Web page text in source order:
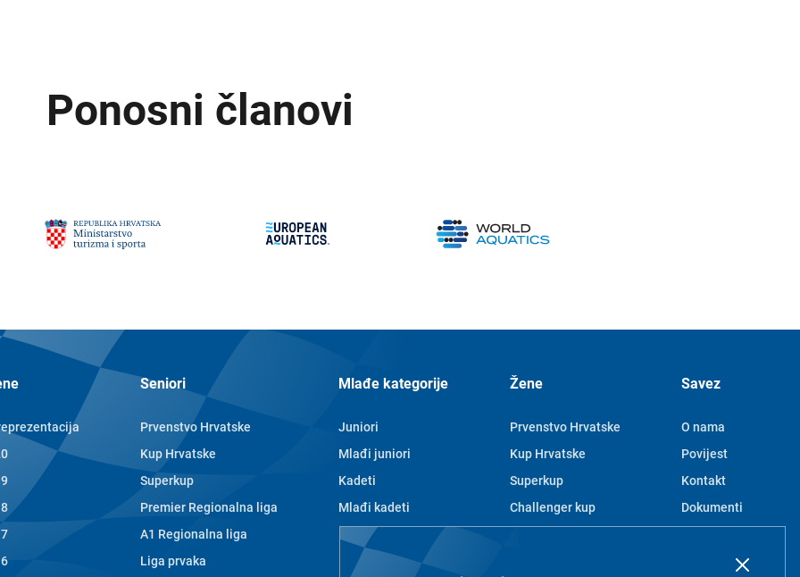
Ponosni članovi
Seniori
Prvenstvo Hrvatske
Kup Hrvatske
Superkup
Premier Regionalna liga
A1 Regionalna liga
Liga prvaka
Mlađe kategorije
Juniori
Mlađi juniori
Kadeti
Mlađi kadeti
Mlađe nade
Žene
Prvenstvo Hrvatske
Kup Hrvatske
Superkup
Challenger kup
Savez
O nama
Povijest
Kontakt
Dokumenti
Pravila privatnosti